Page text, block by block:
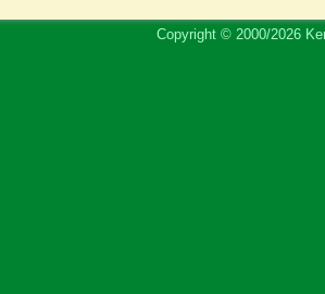
Copyright © 2000/2026